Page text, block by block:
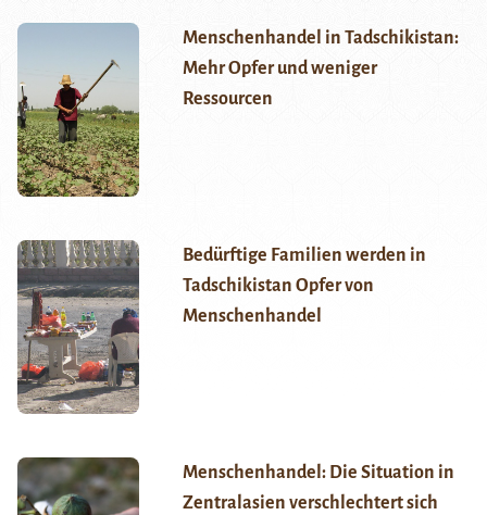
Menschenhandel in Tadschikistan:
Mehr Opfer und weniger
Ressourcen
Bedürftige Familien werden in
Tadschikistan Opfer von
Menschenhandel
Menschenhandel: Die Situation in
Zentralasien verschlechtert sich